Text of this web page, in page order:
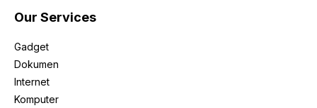
Our Services
Gadget
Dokumen
Internet
Komputer